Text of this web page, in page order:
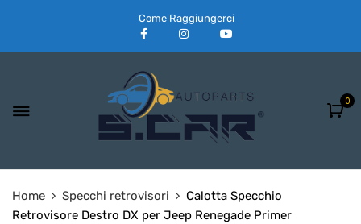
Come Raggiungerci
0
Home Specchi retrovisori
Calotta Specchio
Retrovisore Destro DX per Jeep Renegade Primer